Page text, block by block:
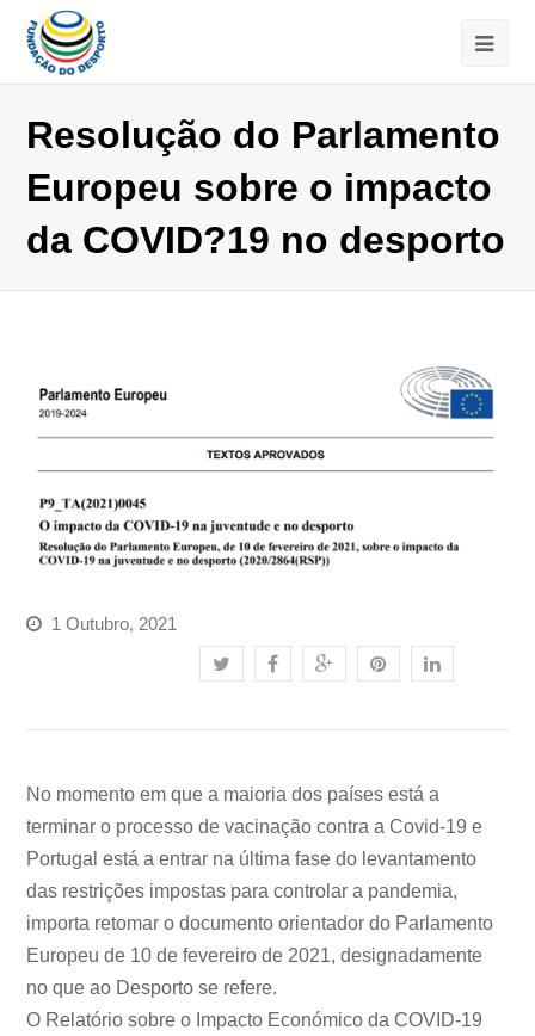
Resolução do Parlamento
Europeu sobre o impacto
da COVID?19 no desporto
1 Outubro, 2021
No momento em que a maioria dos países está a
terminar o processo de vacinação contra a Covid-19 e
Portugal está a entrar na última fase do levantamento
das restrições impostas para controlar a pandemia,
importa retomar o documento orientador do Parlamento
Europeu de 10 de fevereiro de 2021, designadamente
no que ao Desporto se refere.
O Relatório sobre o Impacto Económico da COVID-19